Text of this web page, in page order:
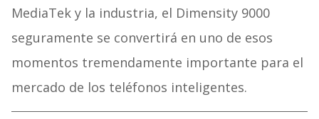
MediaTek y la industria, el Dimensity 9000
seguramente se convertirá en uno de esos
momentos tremendamente importante para el
mercado de los teléfonos inteligentes.